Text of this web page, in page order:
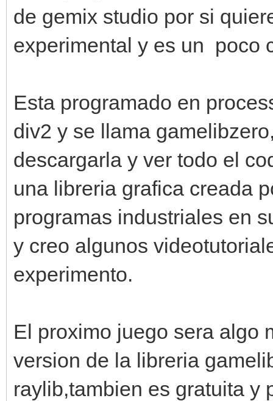
de gemix studio por si
experimental y es un poco
Esta programado en
div2 y se llama
descargarla y ver todo el
una libreria grafica creada
programas industriales en
y creo algunos
experimento.
El proximo juego sera algo
version de la libreria
raylib,tambien es gratuita y